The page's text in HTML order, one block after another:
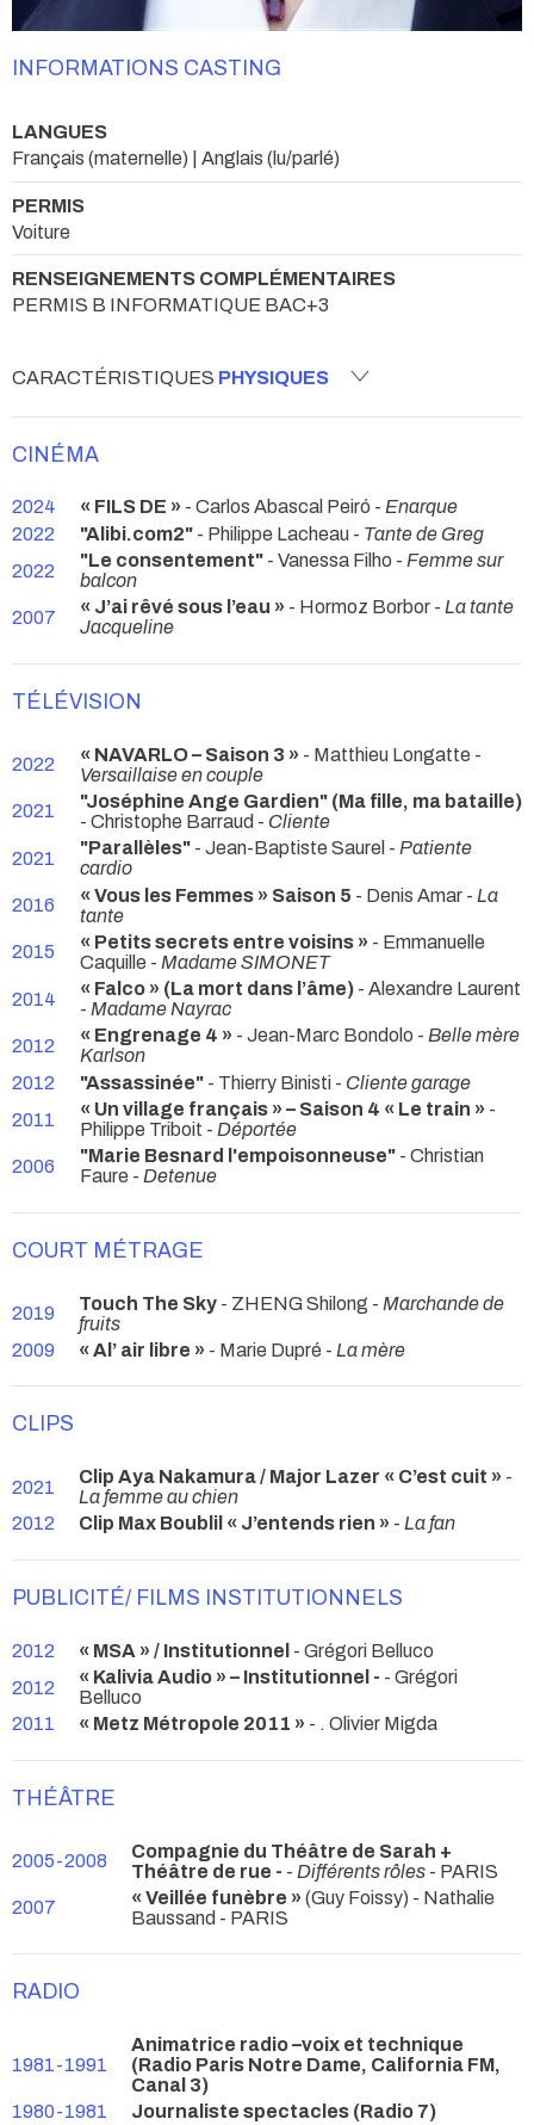
INFORMATIONS CASTING
LANGUES
Français (maternelle) | Anglais (lu/parlé)
PERMIS
Voiture
RENSEIGNEMENTS COMPLÉMENTAIRES
PERMIS B INFORMATIQUE BAC+3
CARACTÉRISTIQUES PHYSIQUES
CINÉMA
2024 « FILS DE » - Carlos Abascal Peiró - Enarque
2022
"Alibi.com2" - Philippe Lacheau - Tante de Greg
2022
"Le consentement" - Vanessa Filho - Femme sur
balcon
2007
« J’ai rêvé sous l’eau » - Hormoz Borbor - La tante
Jacqueline
TÉLÉVISION
2022 « NAVARLO – Saison 3 » - Matthieu Longatte -
Versaillaise en couple
2021
"Joséphine Ange Gardien" (Ma fille, ma bataille)
- Christophe Barraud - Cliente
2021
"Parallèles" - Jean-Baptiste Saurel - Patiente
cardio
2016
« Vous les Femmes » Saison 5 - Denis Amar - La
tante
2015
« Petits secrets entre voisins » - Emmanuelle
Caquille - Madame SIMONET
2014
« Falco » (La mort dans l’âme) - Alexandre Laurent
- Madame Nayrac
2012
« Engrenage 4 » - Jean-Marc Bondolo - Belle mère
Karlson
2012
"Assassinée" - Thierry Binisti - Cliente garage
2011
« Un village français » – Saison 4 « Le train » -
Philippe Triboit - Déportée
2006
"Marie Besnard l'empoisonneuse" - Christian
Faure - Detenue
COURT MÉTRAGE
2019 Touch The Sky - ZHENG Shilong - Marchande de
fruits
2009
« Al’ air libre » - Marie Dupré - La mère
CLIPS
2021 Clip Aya Nakamura / Major Lazer « C’est cuit » -
La femme au chien
2012
Clip Max Boublil « J’entends rien » - La fan
PUBLICITÉ/ FILMS INSTITUTIONNELS
2012 « MSA » / Institutionnel - Grégori Belluco
2012
« Kalivia Audio » – Institutionnel - - Grégori
Belluco
2011
« Metz Métropole 2011 » - . Olivier Migda
THÉÂTRE
2005-2008
Compagnie du Théâtre de Sarah +
Théâtre de rue - - Différents rôles - PARIS
2007
« Veillée funèbre » (Guy Foissy) - Nathalie
Baussand - PARIS
RADIO
1981-1991
Animatrice radio –voix et technique
(Radio Paris Notre Dame, California FM,
Canal 3)
1980-1981
Journaliste spectacles (Radio 7)